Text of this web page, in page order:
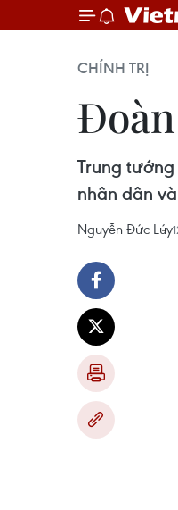
CHÍNH TRỊ
Trung
nhân dân
Nguyễn Đức Lúy